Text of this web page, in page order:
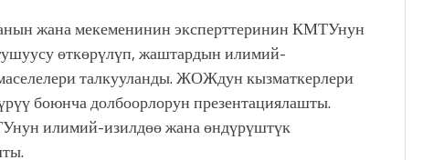
жана мекеменинин эксперттеринин КМТУнун
өткөрүлүп, жаштардын илимий-
талкууланды. ЖОЖдун кызматкерлери
боюнча долбоорлорун презентациялашты.
илимий-изилдөө жана өндүрүштүк